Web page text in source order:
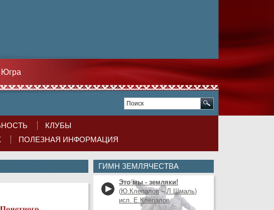
Югра
КЛУБЫ
ПОЛЕЗНАЯ ИНФОРМАЦИЯ
ГИМН ЗЕМЛЯЧЕСТВА
Это мы - земляки!
(Ю.Клепалов–Л.Шмаль)
исп. Е.Клепалов